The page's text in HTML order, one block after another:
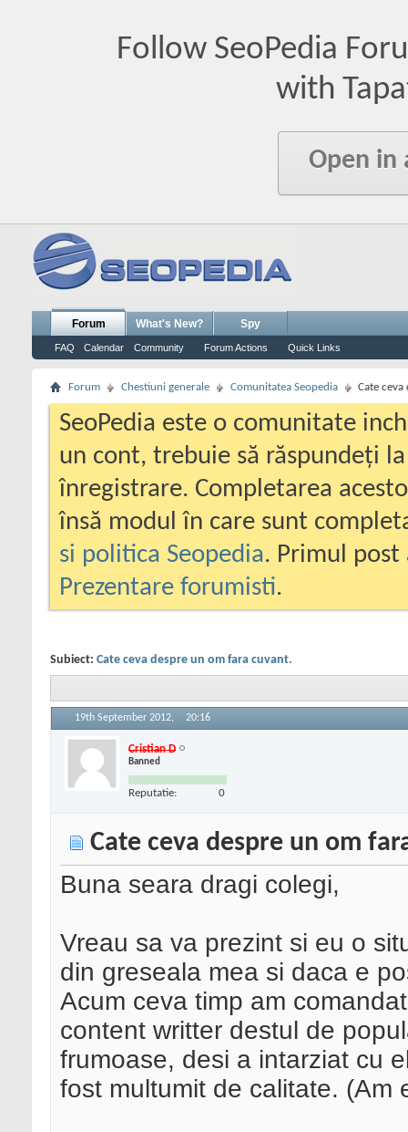
Follow SeoPedia
with
Open in
Forum
FAQ Calendar Community Forum Actions Quick Links
What's New? Spy
Forum Chestiuni generale Comunitatea Seopedia Cate
SeoPedia este o comunitate
un cont, trebuie să răspundeți
înregistrare. Completarea
însă modul în care sunt
si politica Seopedia. Primul
Prezentare forumisti.
Subiect: Cate ceva despre un om fara cuvant.
19th September 2012, 20:16
Cristian D
Banned
Reputatie: 0
Cate ceva despre un om
Buna seara dragi colegi,
Vreau sa va prezint si eu o
din greseala mea si daca e
Acum ceva timp am
content writter destul de
frumoase, desi a intarziat cu
fost multumit de calitate. (Am